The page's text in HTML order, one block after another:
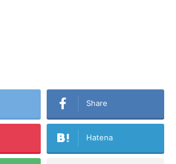
Share
Hatena